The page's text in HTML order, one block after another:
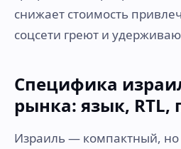
снижает стоимость
соцсети греют и
Специфика
рынка: язык,
Израиль — компактный, но